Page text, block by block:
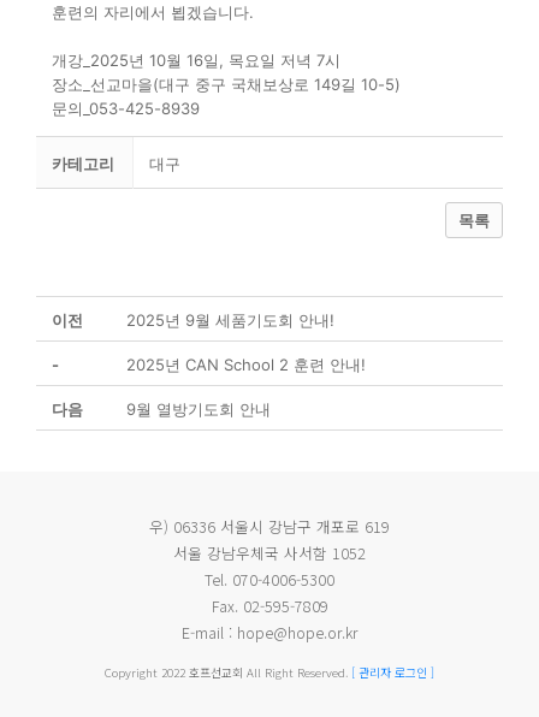
훈련의 자리에서 뵙겠습니다.
개강_2025년 10월 16일, 목요일 저녁 7시
장소_선교마을(대구 중구 국채보상로 149길 10-5)
문의_053-425-8939
카테고리 대구
목록
이전 2025년 9월 세품기도회 안내!
- 2025년 CAN School 2 훈련 안내!
다음 9월 열방기도회 안내
우) 06336 서울시 강남구 개포로 619
서울 강남우체국 사서함 1052
Tel. 070-4006-5300
Fax. 02-595-7809
E-mail : hope@hope.or.kr
Copyright 2022 호프선교회 All Right Reserved. [ 관리자 로그인 ]